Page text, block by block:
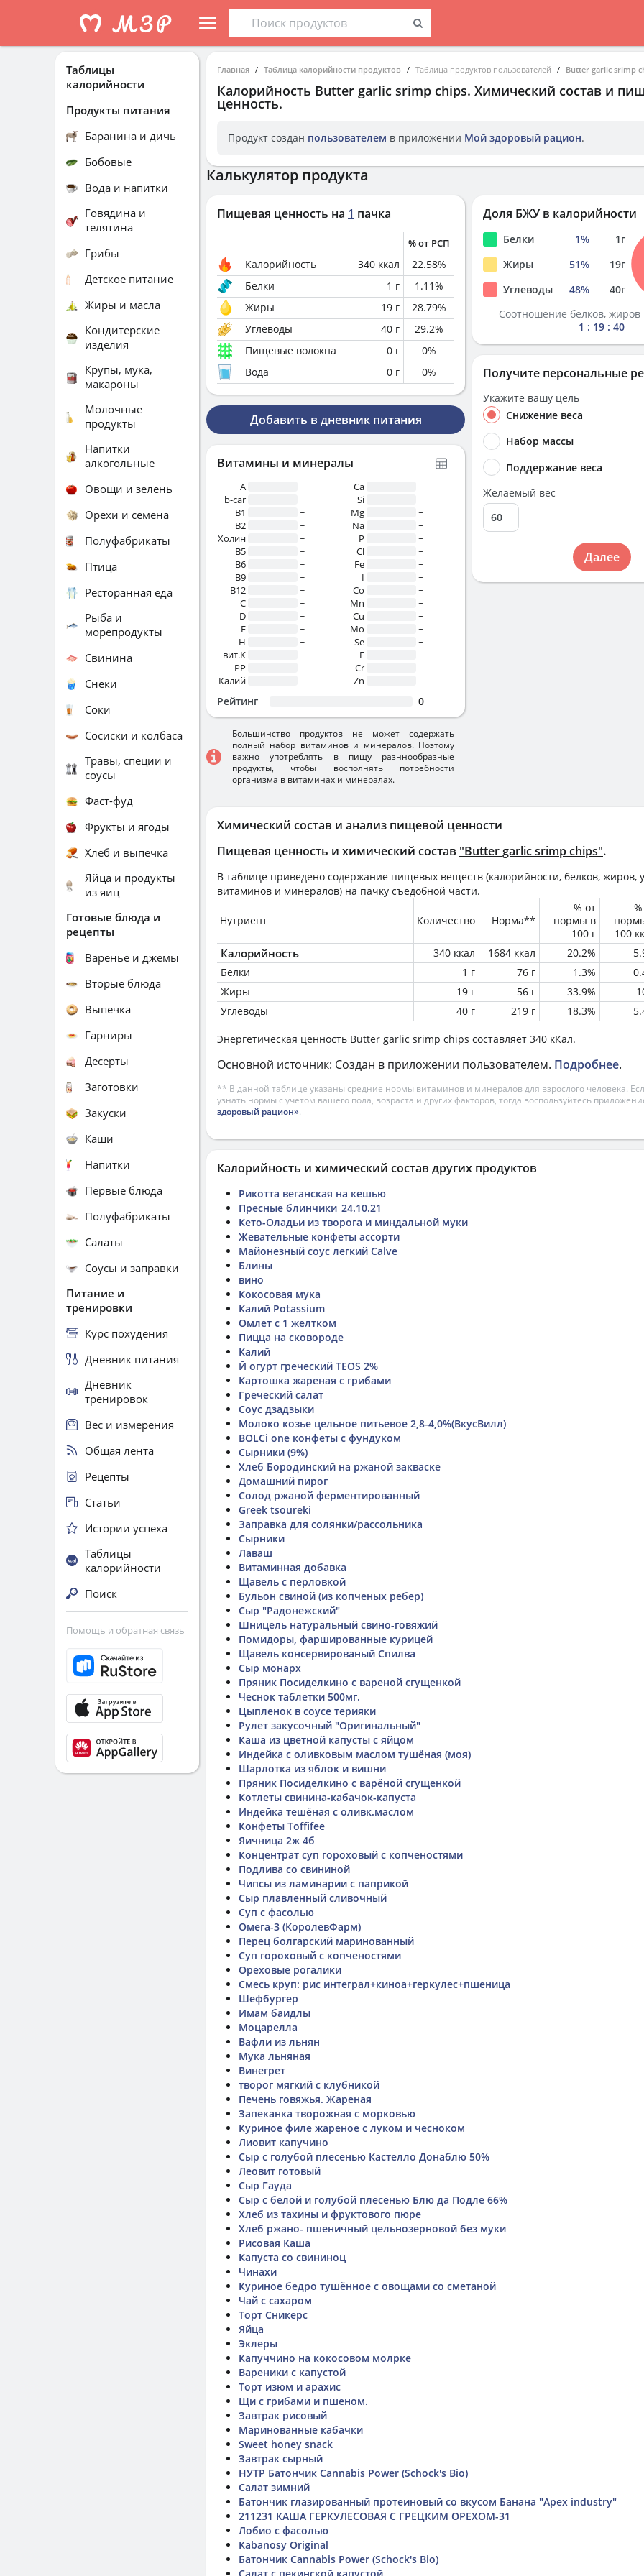
Главная Таблица калорийности продуктов Таблица продуктов пользователей Butter garlic srimp
Калорийность Butter garlic srimp chips. Химический состав и
ценность.
Продукт создан пользователем в приложении Мой здоровый рацион.
Химический состав и анализ пищевой ценности
Пищевая ценность и химический состав "Butter garlic srimp chips".
В таблице приведено содержание пищевых веществ (калорийности, белков, жиров,
витаминов и минералов) на пачку съедобной части.
Нутриент Количество Норма**
% от
нормы в
100 г
100
Калорийность 340 ккал 1684 ккал 20.2%
Белки
1 г 76 г 1.3%
Жиры
19 г 56 г 33.9%
Углеводы
40 г 219 г 18.3%
Энергетическая ценность Butter garlic srimp chips составляет 340 кКал.
Основной источник: Создан в приложении пользователем. Подробнее.
** В данной таблице указаны средние нормы витаминов и минералов для взрослого человека.
узнать нормы с учетом вашего пола, возраста и других факторов, тогда воспользуйтесь
здоровый рацион».
Калькулятор продукта
Пищевая ценность на 1 пачка
% от РСП
Калорийность 340 ккал 22.58%
Белки
1 г 1.11%
Жиры
19 г 28.79%
Углеводы
40 г 29.2%
Пищевые волокна
0 г 0%
Вода
0 г 0%
Добавить в дневник питания
Витамины и минералы
A
~
b-car
~
В1
~
B2
~
Холин
~
B5
~
B6
~
B9
~
B12
~
C
~
D
~
E
~
H
~
вит.К
~
PP
~
Калий
~
Ca
~
Si
~
Mg
~
Na
~
P
~
Cl
~
Fe
~
I
~
Co
~
Mn
~
Cu
~
Mo
~
Se
~
F
~
Cr
~
Zn
~
Рейтинг 0
Большинство продуктов не может содержать
полный набор витаминов и минералов. Поэтому
важно употреблять в пищу разннообразные
продукты, чтобы восполнять потребности
организма в витаминах и минералах.
Доля БЖУ в калорийности
Белки 1% 1г
Жиры
51% 19г
Углеводы
48% 40г
Соотношение белков, жиров
1 : 19 : 40
Получите персональные
Укажите вашу цель
Снижение веса
Набор массы
Поддержание веса
Желаемый вес
Далее
Калорийность и химический состав других продуктов
Рикотта веганская на кешью
Пресные блинчики_24.10.21
Кето-Оладьи из творога и миндальной муки
Жевательные конфеты ассорти
Майонезный соус легкий Calve
Блины
вино
Кокосовая мука
Калий Potassium
Омлет с 1 желтком
Пицца на сковороде
Калий
Й огурт греческий TEOS 2%
Картошка жареная с грибами
Греческий салат
Соус дзадзыки
Молоко козье цельное питьевое 2,8-4,0%(ВкусВилл)
BOLCi one конфеты с фундуком
Сырники (9%)
Хлеб Бородинский на ржаной закваске
Домашний пирог
Солод ржаной ферментированный
Greek tsoureki
Заправка для солянки/рассольника
Сырники
Лаваш
Витаминная добавка
Щавель с перловкой
Бульон свиной (из копченых ребер)
Сыр "Радонежский"
Шницель натуральный свино-говяжий
Помидоры, фаршированные курицей
Щавель консервированый Спилва
Сыр монарх
Пряник Посиделкино с вареной сгущенкой
Чеснок таблетки 500мг.
Цыпленок в соусе терияки
Рулет закусочный "Оригинальный"
Каша из цветной капусты с яйцом
Индейка с оливковым маслом тушёная (моя)
Шарлотка из яблок и вишни
Пряник Посиделкино с варёной сгущенкой
Котлеты свинина-кабачок-капуста
Индейка тешёная с оливк.маслом
Конфеты Toffifee
Яичница 2ж 4б
Концентрат суп гороховый с копченостями
Подлива со свининой
Чипсы из ламинарии с паприкой
Сыр плавленный сливочный
Суп с фасолью
Омега-3 (КоролевФарм)
Перец болгарский маринованный
Суп гороховый с копченостями
Ореховые рогалики
Смесь круп: рис интеграл+киноа+геркулес+пшеница
Шефбургер
Имам баидлы
Моцарелла
Вафли из льнян
Мука льняная
Винегрет
творог мягкий с клубникой
Печень говяжья. Жареная
Запеканка творожная с морковью
Куриное филе жареное с луком и чесноком
Лиовит капучино
Сыр с голубой плесенью Кастелло Донаблю 50%
Леовит готовый
Сыр Гауда
Сыр с белой и голубой плесенью Блю да Подле 66%
Хлеб из тахины и фруктового пюре
Хлеб ржано- пшеничный цельнозерновой без муки
Рисовая Каша
Капуста со свининоц
Чинахи
Куриное бедро тушённое с овощами со сметаной
Чай с сахаром
Торт Сникерс
Яйца
Эклеры
Капуччино на кокосовом молрке
Вареники с капустой
Торт изюм и арахис
Щи с грибами и пшеном.
Завтрак рисовый
Маринованные кабачки
Sweet honey snack
Завтрак сырный
НУТР Батончик Cannabis Power (Schock's Bio)
Салат зимний
Батончик глазированный протеиновый со вкусом Банана "Apex industry"
211231 КАША ГЕРКУЛЕСОВАЯ С ГРЕЦКИМ ОРЕХОМ-31
Лобио с фасолью
Kabanosy Original
Батончик Cannabis Power (Schock's Bio)
Таблицы
калорийности
Продукты питания
Баранина и дичь
Бобовые
Вода и напитки
Говядина и
телятина
Грибы
Детское питание
Жиры и масла
Кондитерские
изделия
Крупы, мука,
макароны
Молочные
продукты
Напитки
алкогольные
Овощи и зелень
Орехи и семена
Полуфабрикаты
Птица
Ресторанная еда
Рыба и
морепродукты
Свинина
Снеки
Соки
Сосиски и колбаса
Травы, специи и
соусы
Фаст-фуд
Фрукты и ягоды
Хлеб и выпечка
Яйца и продукты
из яиц
Готовые блюда и
рецепты
Варенье и джемы
Вторые блюда
Выпечка
Гарниры
Десерты
Заготовки
Закуски
Каши
Напитки
Первые блюда
Полуфабрикаты
Салаты
Соусы и заправки
Питание и
тренировки
Курс похудения
Дневник питания
Дневник
тренировок
Вес и измерения
Общая лента
Рецепты
Статьи
Истории успеха
Таблицы
калорийности
Поиск
Помощь и обратная связь